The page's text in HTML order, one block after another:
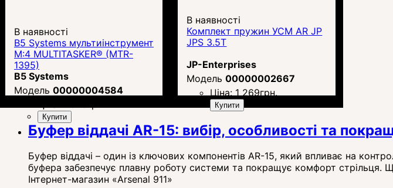
В наявності
B5 Systems мультиінструмент
M:4 MULTITASKER® (MTR-
1395)
B5 Systems
00000004584
Купити
В наявності
Комплект пружин УСМ AR JP
JPS 3.5T
JP-Enterprises
00000002667
Ціна: 1 269грн.
Купити
Буфер віддачі AR-15: вибір, особливості та
Буфер віддачі – один із ключових компонентів AR-15, який впливає на
буфера забезпечує плавну роботу системи та покращує комфорт стрільця.
Інтернет-магазин «Arsenal 911»